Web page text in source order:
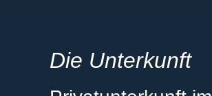
Die Unterkunft